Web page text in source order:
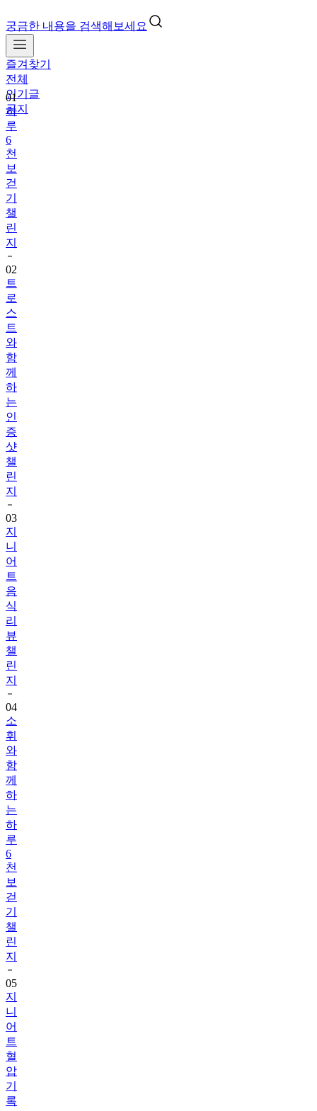
궁금한 내용을 검색해보세요
즐겨찾기
전체
인기글
공지
01
하
루
6
천
보
걷
기
챌
린
지
02
트
로
스
트
와
함
께
하
는
인
증
샷
챌
린
지
03
지
니
어
트
음
식
리
뷰
챌
린
지
04
소
휘
와
함
께
하
는
하
루
6
천
보
걷
기
챌
린
지
05
지
니
어
트
혈
압
기
록